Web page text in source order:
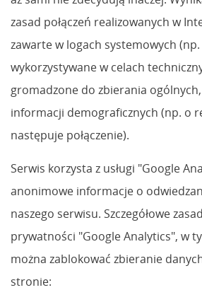
zasad połączeń realizowanych w
zawarte w logach systemowych
wykorzystywane w celach
gromadzone do zbierania
informacji demograficznych (np. o
następuje połączenie).
Serwis korzysta z usługi "Google
anonimowe informacje o
naszego serwisu. Szczegółowe
prywatności "Google Analytics", w
można zablokować zbieranie
stronie: